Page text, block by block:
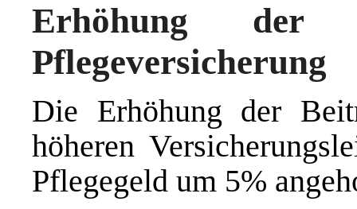
Erhöhung
Pflegeversicherung
Die Erhöhung der
höheren
Pflegegeld um 5%